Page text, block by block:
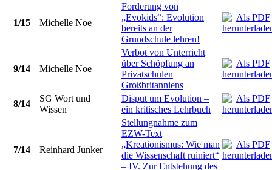
1/15 Michelle Noe
Forderung von
„Evokids“: Evolution
bereits an der
Grundschule lehren!
9/14 Michelle Noe
Verbot von Unterricht
über Schöpfung an
Privatschulen
Großbritanniens
8/14
SG Wort und
Wissen
Disput um Evolution –
ein kritisches Lehrbuch
7/14 Reinhard Junker
Stellungnahme zum
EZW-Text
„Kreationismus: Wie man
die Wissenschaft ruiniert“
– IV. Zur Entstehung des